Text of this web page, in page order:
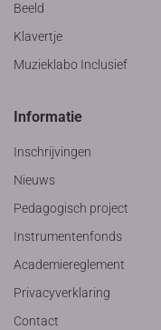
Beeld
Klavertje
Muzieklabo Inclusief
Informatie
Inschrijvingen
Nieuws
Pedagogisch project
Instrumentenfonds
Academiereglement
Privacyverklaring
Contact